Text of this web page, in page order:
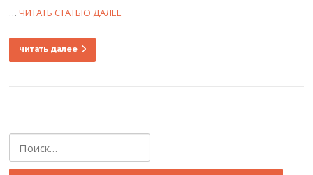
…ЧИТАТЬ СТАТЬЮ ДАЛЕЕ
читать далее